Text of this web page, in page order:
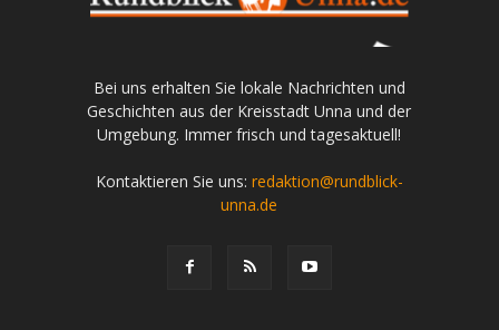
Bei uns erhalten Sie lokale Nachrichten und
Geschichten aus der Kreisstadt Unna und der
Umgebung. Immer frisch und tagesaktuell!
Kontaktieren Sie uns: redaktion@rundblick-
unna.de